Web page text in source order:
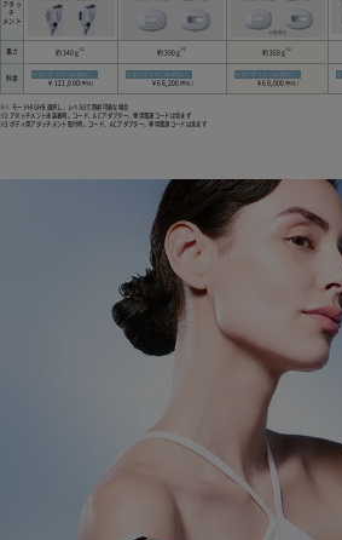
アタッ
チ
メント
重さ 約340g 約390g 約350g
料金
￥121,000 ￥68,200 ￥60,000
※１ モードHIGHを選択し、レベル5で照射可能な場合
※2 アタッチメント未装着時。コード、ACアダプター、専用電源コードは含まず
※3 ボディ用アタッチメント取付時。コード、ACアダプター、専用電源コードは含まず